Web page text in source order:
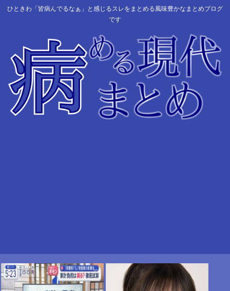
ひときわ「皆病んでるなぁ」と感じるスレをまとめる風味豊かなまとめブログ
です